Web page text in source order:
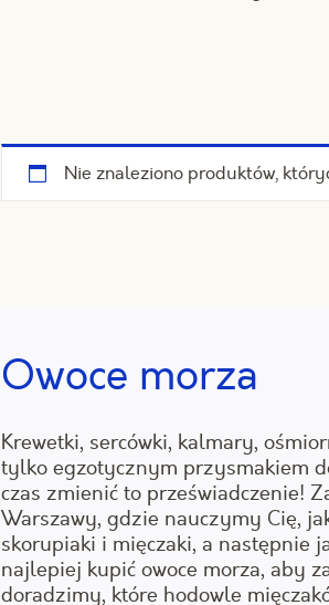
Nie znaleziono produktów,
Owoce morza
Krewetki, sercówki, kalmary,
tylko egzotycznym przysmakiem
czas zmienić to przeświadczenie!
Warszawy, gdzie nauczymy Cię,
skorupiaki i mięczaki, a następnie
najlepiej kupić owoce morza, aby
doradzimy, które hodowle